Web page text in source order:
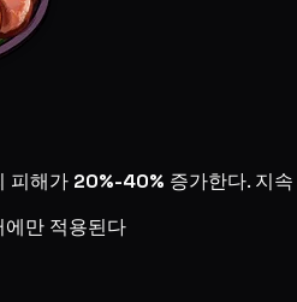
피해가 20%-40% 증가한다. 지
만 적용된다